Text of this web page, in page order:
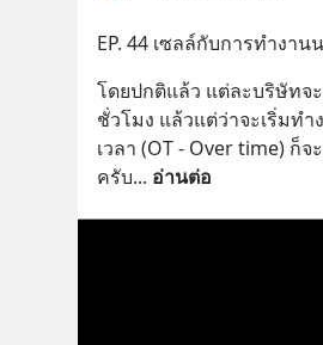
EP. 44 เซลล์กับการทำงาน
โดยปกติแล้ว แต่ละบริษัทจ
ชั่วโมง แล้วแต่ว่าจะเริ่มท
เวลา (OT - Over time) ก็
ครับ... อ่านต่อ